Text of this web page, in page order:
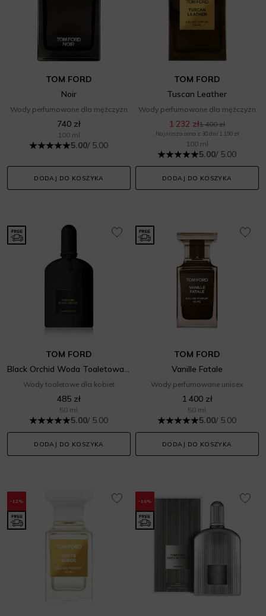
TOM FORD
Noir
Wody perfumowane dla mężczyzn
740 zł
100 ml
5.00/ 5.00
DODAJ DO KOSZYKA
TOM FORD
Tuscan Leather
Wody perfumowane dla mężczyzn
1 232 zł1 400 zł
Najniższa cena z 30 dni: 1 190 zł
100 ml
5.00/ 5.00
DODAJ DO KOSZYKA
TOM FORD
Black Orchid Woda Toaletowa Damska
Wody toaletowe dla kobiet
485 zł
50 ml
5.00/ 5.00
DODAJ DO KOSZYKA
TOM FORD
Vanille Fatale
Wody perfumowane unisex
1 400 zł
50 ml
5.00/ 5.00
DODAJ DO KOSZYKA
-12% -10%